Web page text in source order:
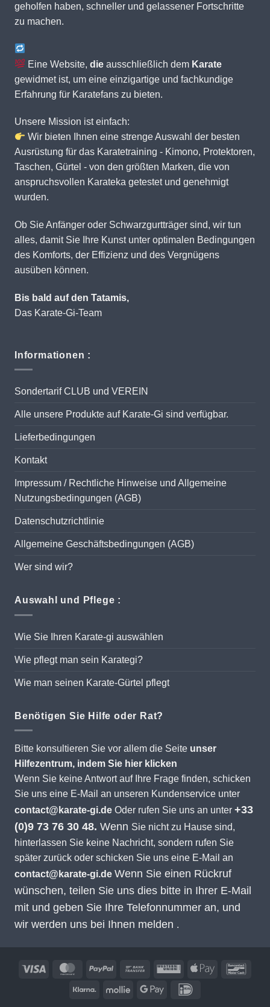
geholfen haben, schneller und gelassener Fortschritte
zu machen.
Eine Website,die ausschließlich dem Karate
gewidmet ist, um eine einzigartige und fachkundige
Erfahrung für Karatefans zu bieten.
Unsere Mission ist einfach:
Wir bieten Ihnen eine strenge Auswahl der besten
Ausrüstung für das Karatetraining - Kimono, Protektoren,
Taschen, Gürtel - von den größten Marken, die von
anspruchsvollen Karateka getestet und genehmigt
wurden.
Ob Sie Anfänger oder Schwarzgurtträger sind, wir tun
alles, damit Sie Ihre Kunst unter optimalen Bedingungen
des Komforts, der Effizienz und des Vergnügens
ausüben können.
Bis bald auf den Tatamis,
Das Karate-Gi-Team
Informationen :
Sondertarif CLUB und VEREIN
Alle unsere Produkte auf Karate-Gi sind verfügbar.
Lieferbedingungen
Kontakt
Impressum / Rechtliche Hinweise und Allgemeine
Nutzungsbedingungen (AGB)
Datenschutzrichtlinie
Allgemeine Geschäftsbedingungen (AGB)
Wer sind wir?
Auswahl und Pflege :
Wie Sie Ihren Karate-gi auswählen
Wie pflegt man sein Karategi?
Wie man seinen Karate-Gürtel pflegt
Benötigen Sie Hilfe oder Rat?
Bitte konsultieren Sie vor allem die Seite unser
Hilfezentrum, indem Sie hier klicken
Wenn Sie keine Antwort auf Ihre Frage finden, schicken
Sie uns eine E-Mail an unseren Kundenservice unter
contact@karate-gi.de Oder rufen Sie uns an unter +33
(0)9 73 76 30 48. Wenn Sie nicht zu Hause sind,
hinterlassen Sie keine Nachricht, sondern rufen Sie
später zurück oder schicken Sie uns eine E-Mail an
contact@karate-gi.de Wenn Sie einen Rückruf
wünschen, teilen Sie uns dies bitte in Ihrer E-Mail
mit und geben Sie Ihre Telefonnummer an, und
wir werden uns bei Ihnen melden .
Visa MasterCardPayPal Banküberweisung
Western
Union
Apple
Klarna Mollie
Google